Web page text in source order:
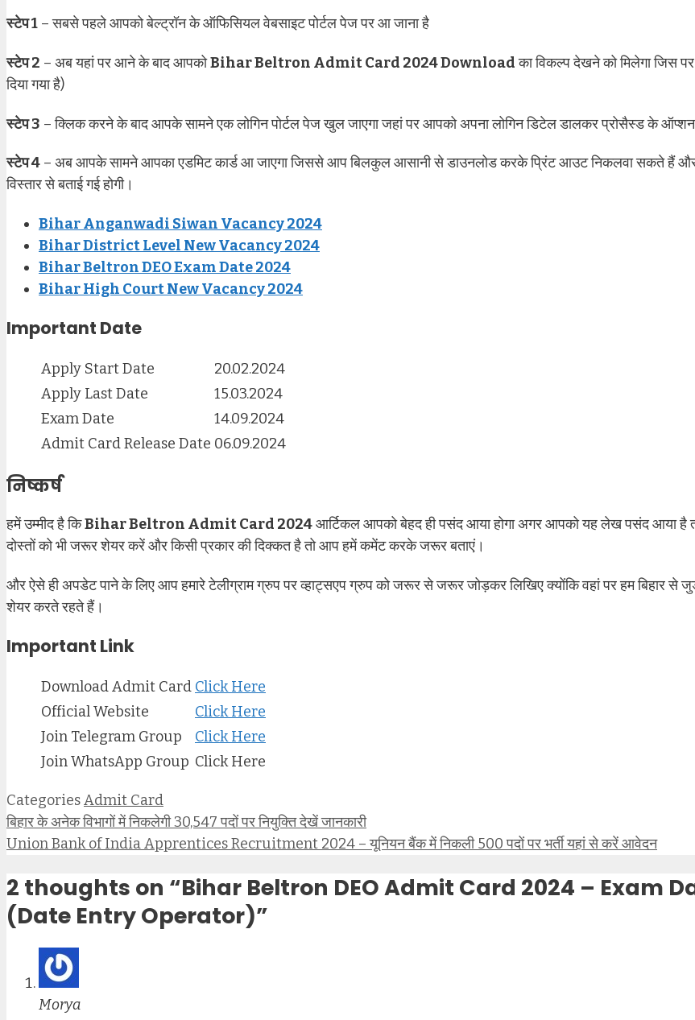
स्टेप 1 – सबसे पहले आपको बेल्ट्रॉन के ऑफिसियल वेबसाइट पोर्टल पेज पर आ जाना है
स्टेप 2 – अब यहां पर आने के बाद आपकोBihar Beltron Admit Card 2024 Downloadका विकल्प देखने को मिलेगा जिस
दिया गया है)
स्टेप 3 – क्लिक करने के बाद आपके सामने एक लोगिन पोर्टल पेज खुल जाएगा जहां पर आपको अपना लोगिन डिटेल डालकर प्रोसैस्ड के
स्टेप 4 – अब आपके सामने आपका एडमिट कार्ड आ जाएगा जिससे आप बिलकुल आसानी से डाउनलोड करके प्रिंट आउट निकलवा सकते हैं और
विस्तार से बताई गई होगी।
Bihar Anganwadi Siwan Vacancy 2024
Bihar District Level New Vacancy 2024
Bihar Beltron DEO Exam Date 2024
Bihar High Court New Vacancy 2024
Important Date
Apply Start Date
20.02.2024
Apply Last Date
15.03.2024
Exam Date
14.09.2024
Admit Card Release Date 06.09.2024
निष्कर्ष
हमें उम्मीद है किBihar Beltron Admit Card 2024आर्टिकल आपको बेहद ही पसंद आया होगा अगर आपको यह लेख पसंद आया
दोस्तों को भी जरूर शेयर करें और किसी प्रकार की दिक्कत है तो आप हमें कमेंट करके जरूर बताएं।
और ऐसे ही अपडेट पाने के लिए आप हमारे टेलीग्राम ग्रुप पर व्हाट्सएप ग्रुप को जरूर से जरूर जोड़कर लिखिए क्योंकि वहां पर हम बिहार
शेयर करते रहते हैं।
Important Link
Download Admit Card Click Here
Official Website
Click Here
Join Telegram Group
Click Here
Join WhatsApp Group Click Here
CategoriesAdmit Card
बिहार के अनेक विभागों में निकलेगी 30,547 पदों पर नियुक्ति देखें जानकारी
Union Bank of India Apprentices Recruitment 2024 – यूनियन बैंक में निकली 500 पदों पर भर्ती यहां से करें आवेदन
2 thoughts on “Bihar Beltron DEO Admit Card 2024 – Exam
(Date Entry Operator)”
Morya